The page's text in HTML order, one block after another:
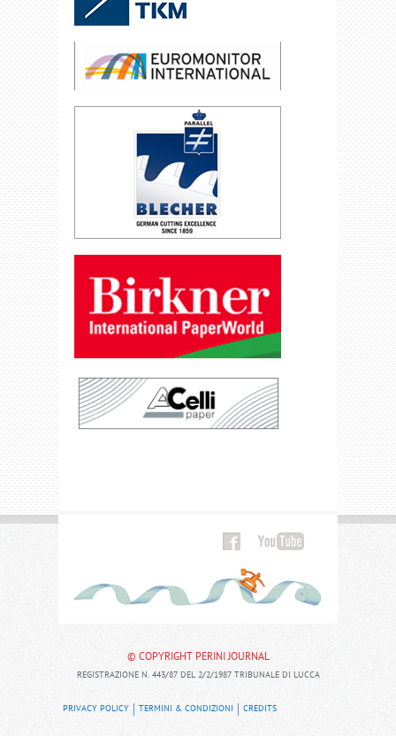
© COPYRIGHT PERINI JOURNAL
REGISTRAZIONE N. 443/87 DEL 2/2/1987 TRIBUNALE DI LUCCA
PRIVACY POLICY TERMINI & CONDIZIONI CREDITS